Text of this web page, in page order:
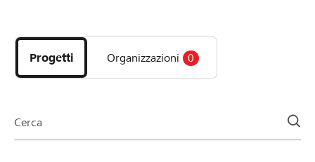
DE FR IT
i
progetti
e
della
Progetti Organizzazioni 0
Cerca